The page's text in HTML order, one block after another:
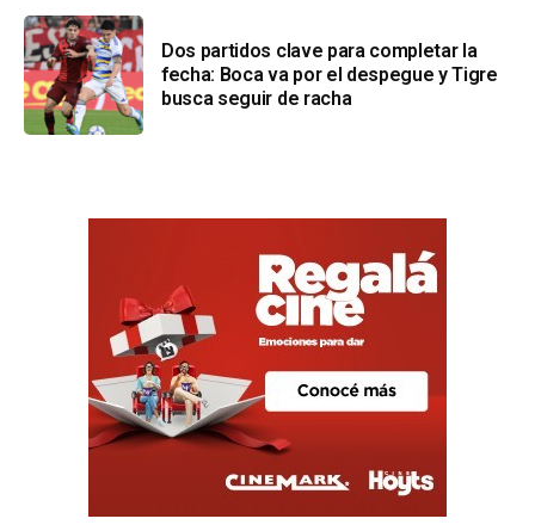
Dos partidos clave para completar la
fecha: Boca va por el despegue y Tigre
busca seguir de racha